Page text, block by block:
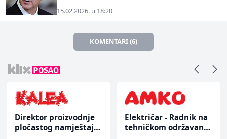
15.02.2026. u 18:20
KOMENTARI (6)
Direktor proizvodnje
pločastog namještaja
Električar - Radnik na
tehničkom održavanju